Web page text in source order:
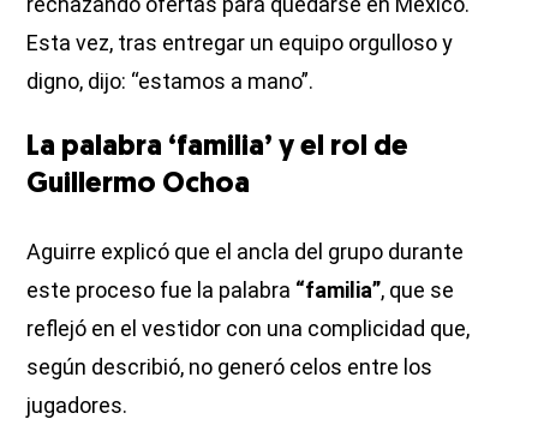
Esta vez, tras entregar un equipo orgulloso y
digno, dijo: “estamos a mano”.
La palabra ‘familia’ y el rol de
Guillermo Ochoa
Aguirre explicó que el ancla del grupo durante
este proceso fue la palabra “familia”, que se
reflejó en el vestidor con una complicidad que,
según describió, no generó celos entre los
jugadores.